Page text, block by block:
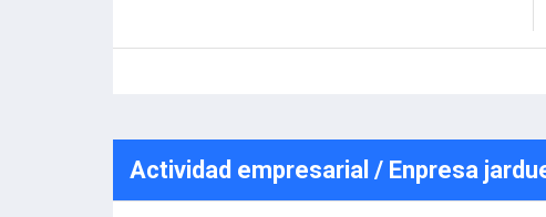
Actividad empresarial / Enpresa